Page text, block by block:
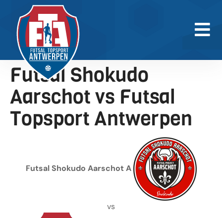
Futsal Shokudo
Aarschot vs Futsal
Topsport Antwerpen
Futsal Shokudo Aarschot A
vs